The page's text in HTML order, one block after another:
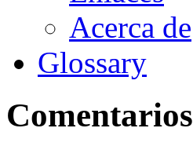
Acerca de
Glossary